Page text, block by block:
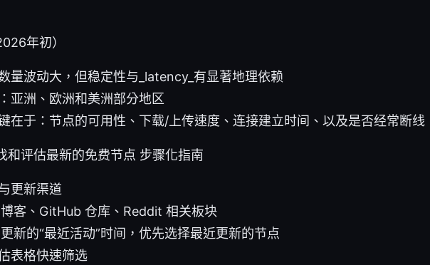
年初）
量波动大，但稳定性与_latency_有显著地理依赖
亚洲、欧洲和美洲部分地区
在于：节点的可用性、下载/上传速度、连接建立时间、以及是否经常断线
和评估最新的免费节点 步骤化指南
更新渠道
客、GitHub 仓库、Reddit 相关板块
新的“最近活动”时间，优先选择最近更新的节点
表格快速筛选